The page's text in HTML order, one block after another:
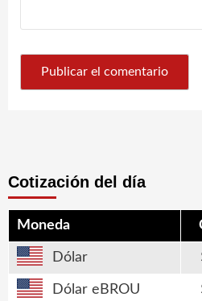
Cotización del día
Moneda
Dólar
Dólar eBROU